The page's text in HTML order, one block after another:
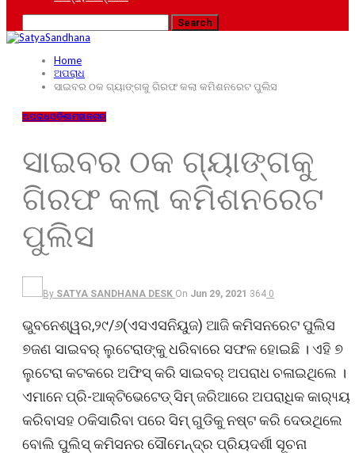
Home
ଅପରାଧ
ସାଇବର ଠକ ଗ୍ୟାଙ୍ଗକୁ ଗିରଫ କଲା କମିଶନରେଟ ପୁଲିସ
ଅପରାଧଓଡ଼ିଶାମହାନଗର
ସାଇବର ଠକ ଗ୍ୟାଙ୍ଗକୁ
ଗିରଫ କଲା କମିଶନରେଟ
ପୁଲିସ
By SATYA SANDHANA DESK On Jun 29, 2021 364 0
ଭୁବନେଶ୍ୱର,୨୯/୬(ଏସଏସନିୟୁଜ) ଆଜି କମିସନରେଟ ପୁଲିସ
୭ଜଣ ସାଇବର୍ ଲୁଟେରାଙ୍କୁ ଧରିବାରେ ସଫଳ ହୋଇଛି । ଏହି ୭
ଲୁଟେରା କଟକରେ ଅଫିସ୍ କରି ସାଇବର୍ ଅପରାଧ ଚଳାଇଥିଲେ ।
ଏମାନେ ପ୍ରି-ଆକ୍ଟିଭେଟେଡ୍ ସିମ୍ ଜରିଆରେ ଅପରାଧିକ କାର‌୍ୟ୍ୟ
କରିବାସହ ଠକିସାରିିବା ପରେ ସିମ୍ ଗୁଡିକୁ ନଷ୍ଟ କରି ଦେଉଥିଲେ
ବୋଲି ପୁଲିସ୍ କମିସନର ସୌମେନ୍ଦ୍ର ପ୍ରିୟଦର୍ଶୀ ସୂଚନା